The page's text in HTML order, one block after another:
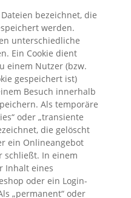
bezeichnet, die
werden.
unterschiedliche
Ein Cookie dient
einem Nutzer (bzw.
gespeichert ist)
Besuch innerhalb
Als temporäre
oder „transiente
die gelöscht
ein Onlineangebot
schließt. In einem
Inhalt eines
oder ein Login-
„permanent“ oder